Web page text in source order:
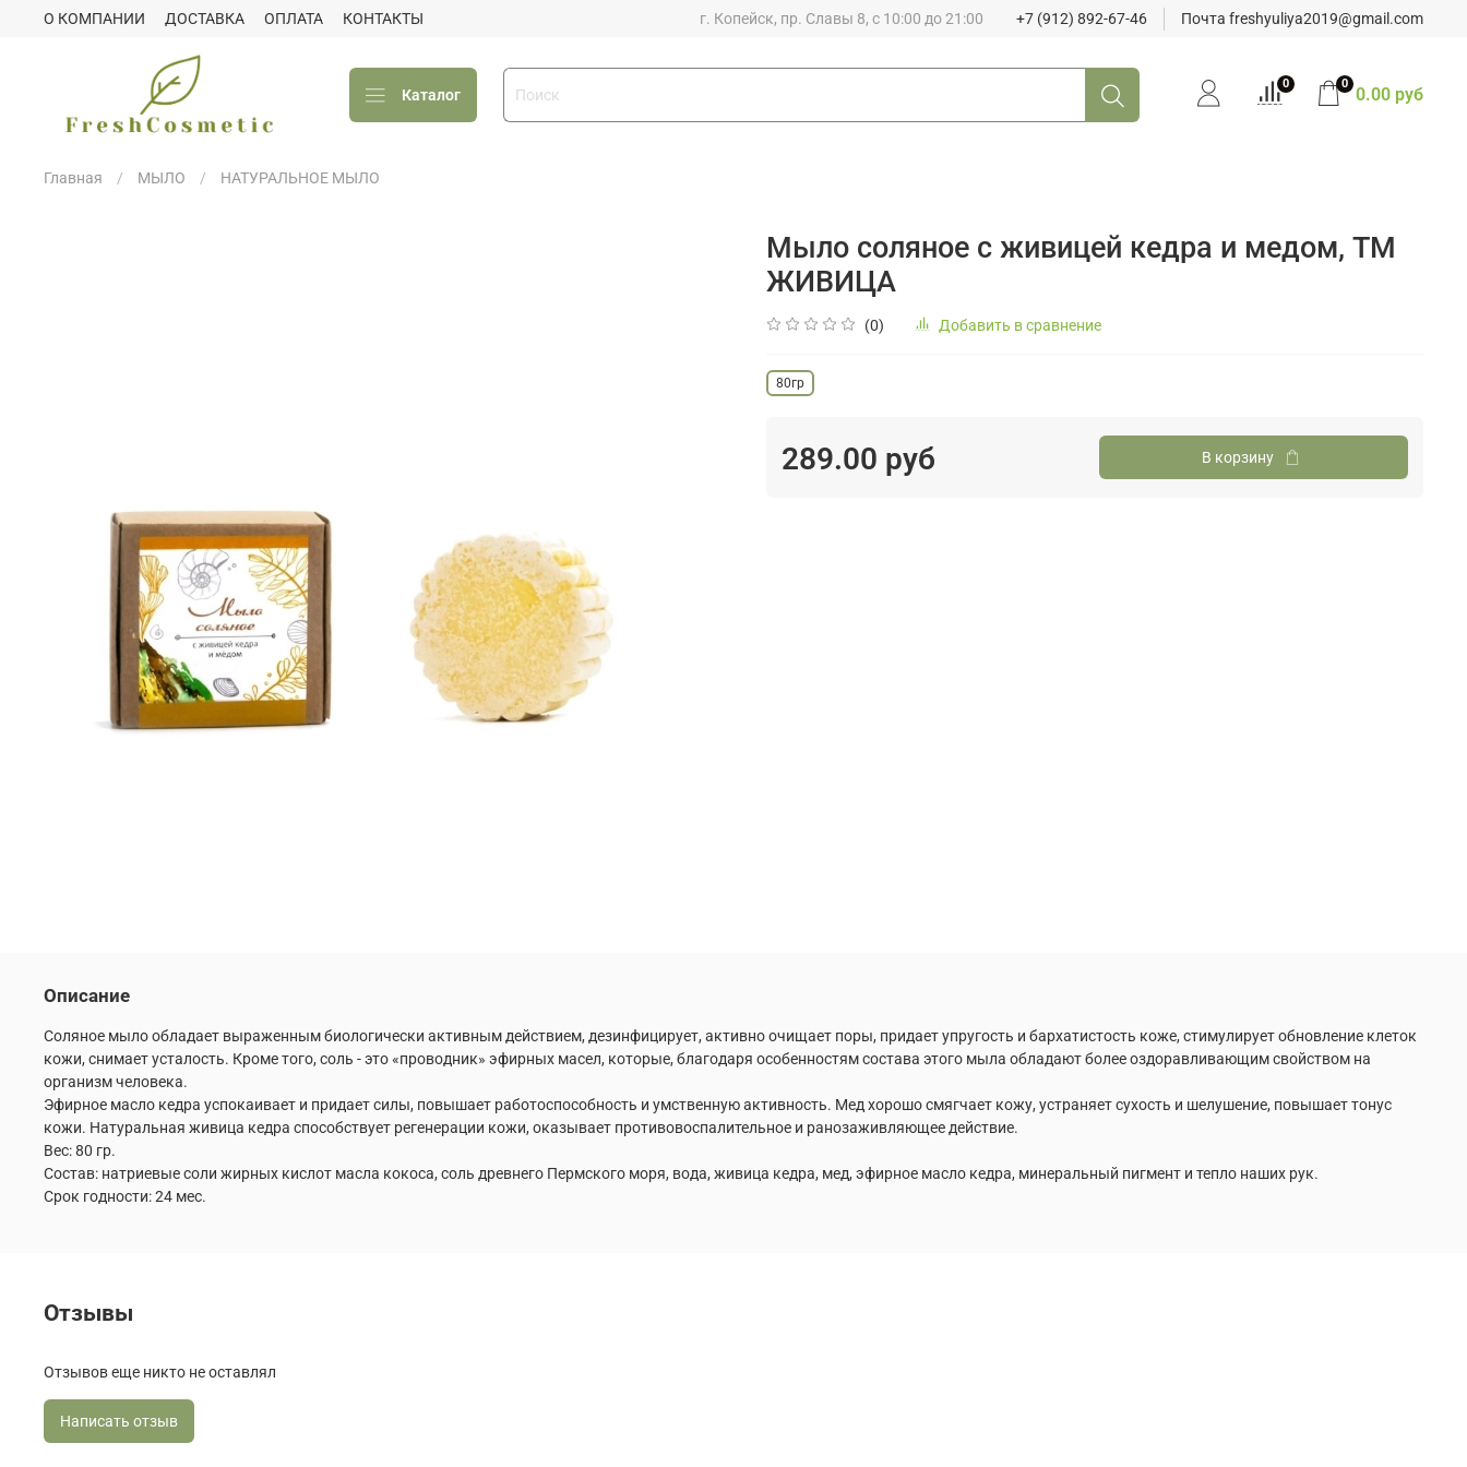
О КОМПАНИИ ДОСТАВКА ОПЛАТА КОНТАКТЫ г. Копейск, пр. Славы 8, с 10:00 до 21:00 +7 (912) 892-67-46 Почта freshyuliya2019@gmail.com
Каталог
0 0 0.00 руб
Главная МЫЛО НАТУРАЛЬНОЕ МЫЛО
Мыло соляное с живицей кедра и медом, ТМ
ЖИВИЦА
(0) Добавить в сравнение
80гр
289.00 руб В корзину
Описание
Соляное мыло обладает выраженным биологически активным действием, дезинфицирует, активно очищает поры, придает упругость и бархатистость коже, стимулирует обновление клеток
кожи, снимает усталость. Кроме того, соль - это «проводник» эфирных масел, которые, благодаря особенностям состава этого мыла обладают более оздоравливающим свойством на
организм человека.
Эфирное масло кедра успокаивает и придает силы, повышает работоспособность и умственную активность. Мед хорошо смягчает кожу, устраняет сухость и шелушение, повышает тонус
кожи. Натуральная живица кедра способствует регенерации кожи, оказывает противовоспалительное и ранозаживляющее действие.
Вес: 80 гр.
Состав: натриевые соли жирных кислот масла кокоса, соль древнего Пермского моря, вода, живица кедра, мед, эфирное масло кедра, минеральный пигмент и тепло наших рук.
Срок годности: 24 мес.
Отзывы
Отзывов еще никто не оставлял
Написать отзыв